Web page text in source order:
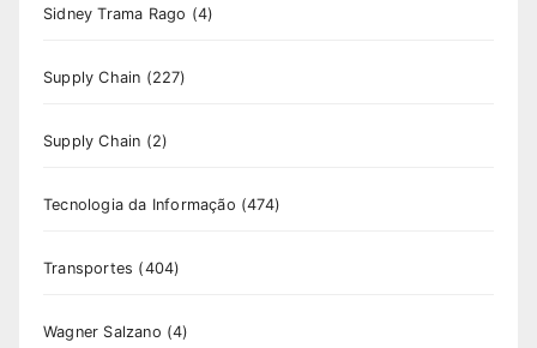
Sidney Trama Rago (4)
Supply Chain (227)
Supply Chain (2)
Tecnologia da Informação (474)
Transportes (404)
Wagner Salzano (4)